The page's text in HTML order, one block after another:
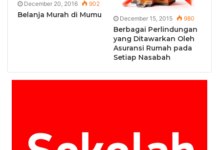
December 20, 2016 902
Belanja Murah di Mumu December 15, 2015 980
Berbagai Perlindungan
yang Ditawarkan Oleh
Asuransi Rumah pada
Setiap Nasabah